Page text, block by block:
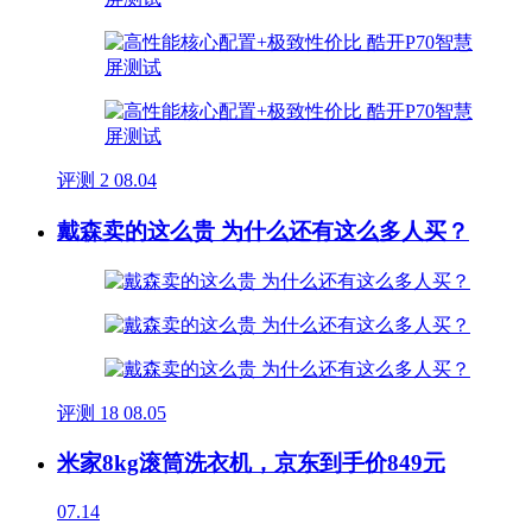
评测 2 08.04
戴森卖的这么贵 为什么还有这么多人买？
评测 18 08.05
米家8kg滚筒洗衣机，京东到手价849元
07.14